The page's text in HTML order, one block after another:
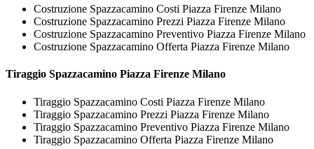
Costruzione Spazzacamino Costi Piazza Firenze Milano
Costruzione Spazzacamino Prezzi Piazza Firenze Milano
Costruzione Spazzacamino Preventivo Piazza Firenze Milano
Costruzione Spazzacamino Offerta Piazza Firenze Milano
Tiraggio Spazzacamino Piazza Firenze Milano
Tiraggio Spazzacamino Costi Piazza Firenze Milano
Tiraggio Spazzacamino Prezzi Piazza Firenze Milano
Tiraggio Spazzacamino Preventivo Piazza Firenze Milano
Tiraggio Spazzacamino Offerta Piazza Firenze Milano